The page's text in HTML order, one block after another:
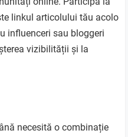
linkul articolului tău acolo
influenceri sau bloggeri
vizibilității și la
necesită o combinație